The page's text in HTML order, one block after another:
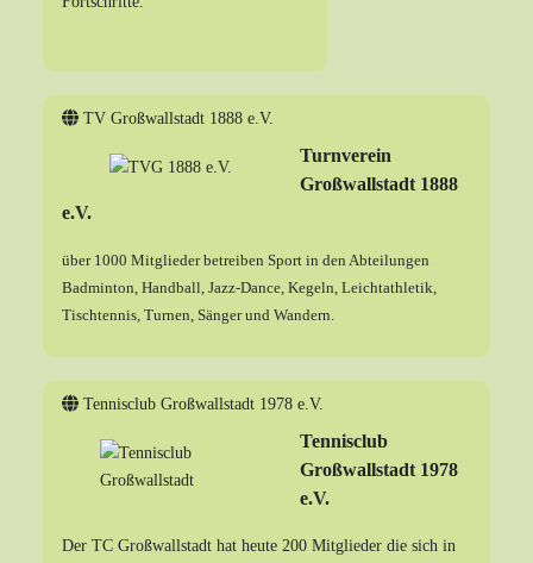
TV Großwallstadt 1888 e.V.
Turnverein
Großwallstadt 1888
e.V.
über 1000 Mitglieder betreiben Sport in den Abteilungen
Badminton, Handball, Jazz-Dance, Kegeln, Leichtathletik,
Tischtennis, Turnen, Sänger und Wandern.
Tennisclub Großwallstadt 1978 e.V.
Tennisclub
Großwallstadt 1978
e.V.
Der TC Großwallstadt hat heute 200 Mitglieder die sich in